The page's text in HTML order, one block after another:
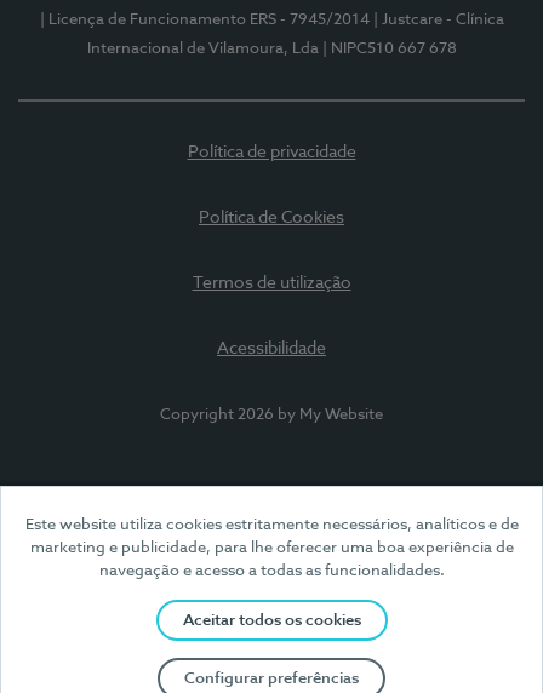
Este website utiliza cookies estritamente necessários, analíticos e de
marketing e publicidade, para lhe oferecer uma boa experiência de
navegação e acesso a todas as funcionalidades.
Aceitar todos os cookies
Configurar preferências
| Licença de Funcionamento ERS - 7945/2014
| Justcare - Clínica
Internacional de Vilamoura, Lda
| NIPC510 667 678
Política de privacidade
Política de Cookies
Termos de utilização
Acessibilidade
Copyright 2026 by My Website